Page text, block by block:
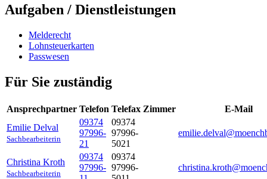
Aufgaben / Dienstleistungen
Melderecht
Lohnsteuerkarten
Passwesen
Für Sie zuständig
Ansprechpartner Telefon Telefax Zimmer
E-Mail
Emilie Delval
Sachbearbeiterin
09374
97996-
21
09374
97996-
5021
Christina Kroth
Sachbearbeiterin
09374
97996-
09374
97996-